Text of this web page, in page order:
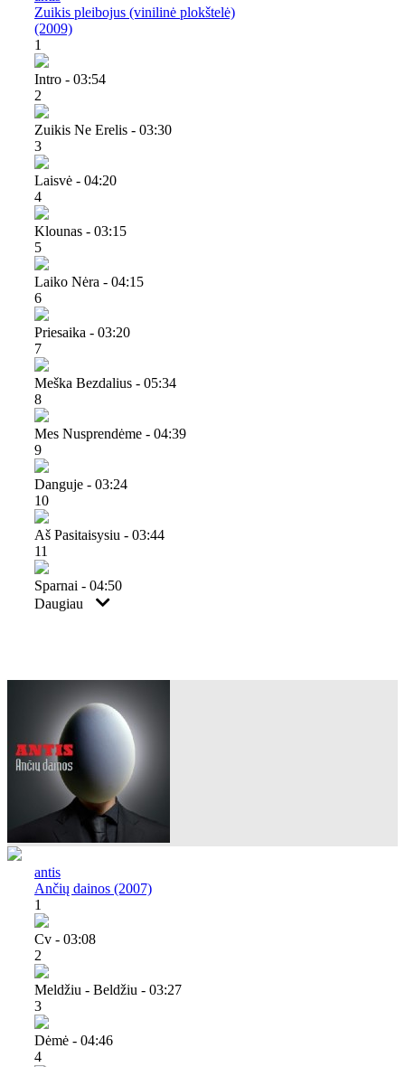
Zuikis pleibojus (vinilinė plokštelė)
(2009)
1
Intro - 03:54
2
Zuikis Ne Erelis - 03:30
3
Laisvė - 04:20
4
Klounas - 03:15
5
Laiko Nėra - 04:15
6
Priesaika - 03:20
7
Meška Bezdalius - 05:34
8
Mes Nusprendėme - 04:39
9
Danguje - 03:24
10
Aš Pasitaisysiu - 03:44
11
Sparnai - 04:50
Daugiau
antis
Ančių dainos (2007)
1
Cv - 03:08
2
Meldžiu - Beldžiu - 03:27
3
Dėmė - 04:46
4